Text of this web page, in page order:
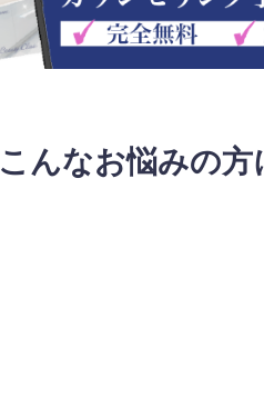
こんなお悩みの